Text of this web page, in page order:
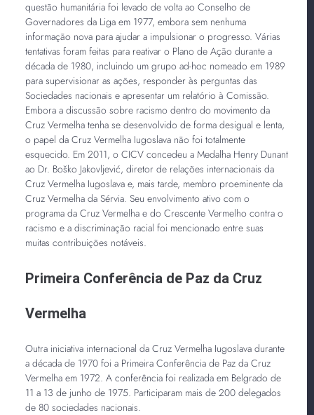
questão humanitária foi levado de volta ao Conselho de
Governadores da Liga em 1977, embora sem nenhuma
informação nova para ajudar a impulsionar o progresso. Várias
tentativas foram feitas para reativar o Plano de Ação durante a
década de 1980, incluindo um grupo ad-hoc nomeado em 1989
para supervisionar as ações, responder às perguntas das
Sociedades nacionais e apresentar um relatório à Comissão.
Embora a discussão sobre racismo dentro do movimento da
Cruz Vermelha tenha se desenvolvido de forma desigual e lenta,
o papel da Cruz Vermelha Iugoslava não foi totalmente
esquecido. Em 2011, o CICV concedeu a Medalha Henry Dunant
ao Dr. Boško Jakovljević, diretor de relações internacionais da
Cruz Vermelha Iugoslava e, mais tarde, membro proeminente da
Cruz Vermelha da Sérvia. Seu envolvimento ativo com o
programa da Cruz Vermelha e do Crescente Vermelho contra o
racismo e a discriminação racial foi mencionado entre suas
muitas contribuições notáveis.
Primeira Conferência de Paz da Cruz
Vermelha
Outra iniciativa internacional da Cruz Vermelha Iugoslava durante
a década de 1970 foi a Primeira Conferência de Paz da Cruz
Vermelha em 1972. A conferência foi realizada em Belgrado de
11 a 13 de junho de 1975. Participaram mais de 200 delegados
de 80 sociedades nacionais.